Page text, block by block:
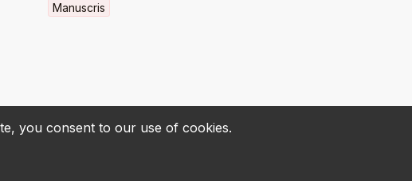
you consent to our use of cookies.
Manuscris